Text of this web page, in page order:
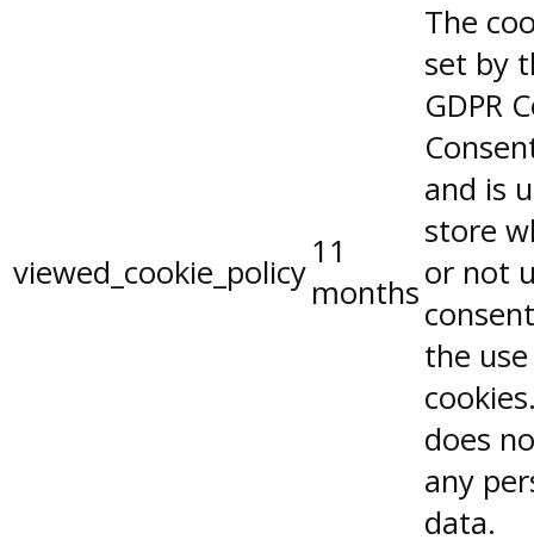
viewed_cookie_policy
11
months
The
set by
GDPR
and is
store
or not
the
does
any
data.